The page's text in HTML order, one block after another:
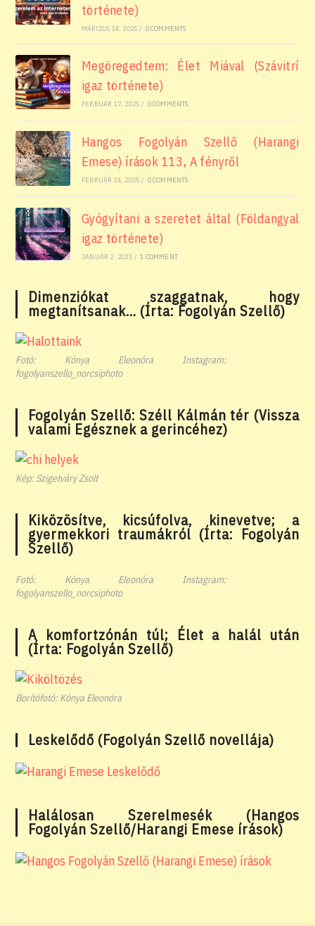
története)
MÁRCIUS 14, 2025 / 0 COMMENTS
Megöregedtem: Élet Miával (Szávitrí
igaz története)
FEBRUÁR 17, 2025 / 0 COMMENTS
Hangos Fogolyán Szellő (Harangi
Emese) írások 113, A fényről
FEBRUÁR 14, 2025 / 0 COMMENTS
Gyógyítani a szeretet által (Földangyal
igaz története)
JANUÁR 2, 2025 / 1 COMMENT
Dimenziókat szaggatnak, hogy
megtanítsanak… (Írta: Fogolyán Szellő)
Fotó: Kónya Eleonóra Instagram:
fogolyanszello_norcsiphoto
Fogolyán Szellő: Széll Kálmán tér (Vissza
valami Egésznek a gerincéhez)
Kép: Szigetváry Zsolt
Kiközösítve, kicsúfolva, kinevetve; a
gyermekkori traumákról (Írta: Fogolyán
Szellő)
Fotó: Kónya Eleonóra Instagram:
fogolyanszello_norcsiphoto
A komfortzónán túl; Élet a halál után
(Írta: Fogolyán Szellő)
Borítófotó: Kónya Eleonóra
Leskelődő (Fogolyán Szellő novellája)
Halálosan Szerelmesék (Hangos
Fogolyán Szellő/Harangi Emese írások)